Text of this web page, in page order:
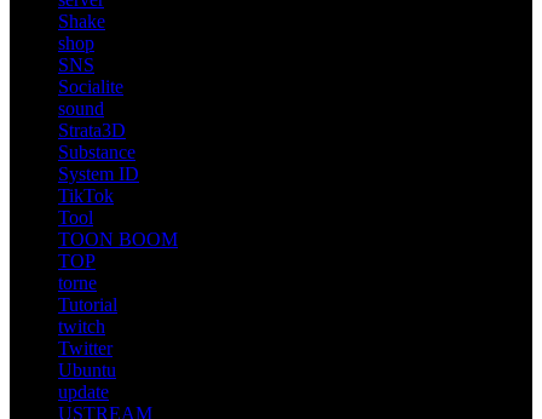
Shake
shop
SNS
Socialite
sound
Strata3D
Substance
System ID
TikTok
Tool
TOON BOOM
TOP
torne
Tutorial
twitch
Twitter
Ubuntu
update
USTREAM